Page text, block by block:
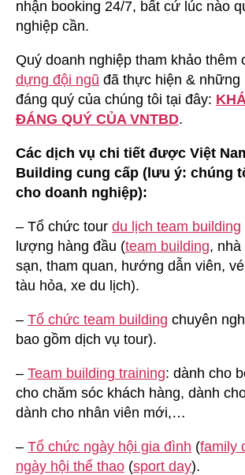
nhận booking 24/7, bất cứ lúc nào
nghiệp cần.
Quý doanh nghiệp tham khảo thêm
dựng đội ngũ đã thực hiện & những
đáng quý của chúng tôi tại đây:
ĐÁNG QUÝ CỦA VNTBD.
Các dịch vụ chi tiết được Việt
Building cung cấp (lưu ý: chúng
cho doanh nghiệp):
– Tổ chức tour du lịch team building
lượng hàng đầu (team building, nhà
sạn, tham quan, hướng dẫn viên,
tàu hỏa, xe du lịch).
– Tổ chức team building chuyên
bao gồm dịch vụ tour).
– Team building training: dành cho
cho chăm sóc khách hàng, dành
dành cho nhân viên mới,…
– Tổ chức ngày hội gia đình (family
ngày hội thể thao (sport day).